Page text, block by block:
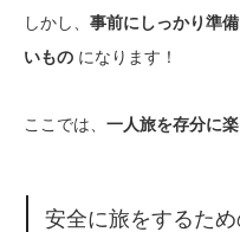
しかし、 事前にしっかり準
いもの になります！
ここでは、 一人旅を存分に
安全に旅をするため